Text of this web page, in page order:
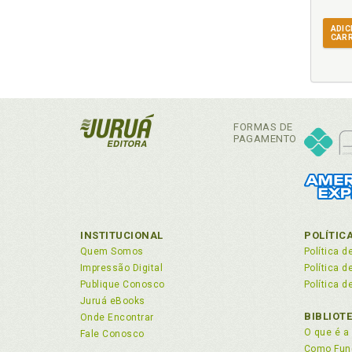
FORMAS DE
PAGAMENTO
INSTITUCIONAL
Quem Somos
Impressão Digital
Publique Conosco
Juruá eBooks
Onde Encontrar
Fale Conosco
Política
Política
Política
O que é a
Como